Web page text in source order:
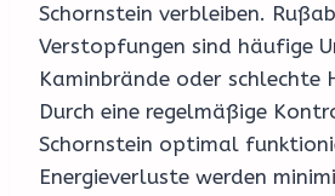
Schornstein verbleiben.
Verstopfungen sind häufige
Kaminbrände oder schlechte
Durch eine regelmäßige
Schornstein optimal
Energieverluste werden